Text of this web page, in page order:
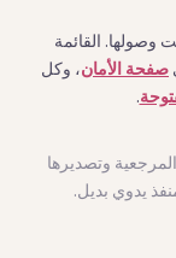
القائمة
صفحة الأمان، وكل
.
وتصديرها